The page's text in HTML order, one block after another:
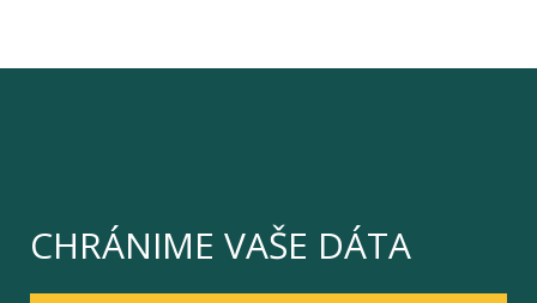
CHRÁNIME VAŠE DÁTA